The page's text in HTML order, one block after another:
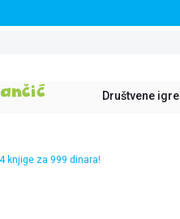
Društvene igre
knjige za 999 dinara!